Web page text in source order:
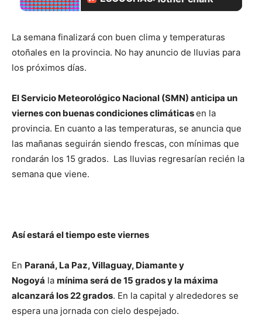
La semana finalizará con buen clima y temperaturas
otoñales en la provincia. No hay anuncio de lluvias para
los próximos días.
El Servicio Meteorológico Nacional (SMN) anticipa un
viernes con buenas condiciones climáticasen la
provincia. En cuanto a las temperaturas, se anuncia que
las mañanas seguirán siendo frescas, con mínimas que
rondarán los 15 grados. Las lluvias regresarían recién la
semana que viene.
Así estará el tiempo este viernes
En Paraná, La Paz, Villaguay, Diamante y
Nogoyá la mínima será de 15 grados y la máxima
alcanzará los 22 grados. En la capital y alrededores se
espera una jornada con cielo despejado.